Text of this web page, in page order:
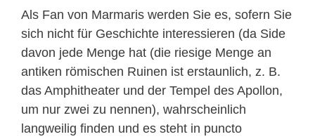
Als Fan von Marmaris werden Sie es, sofern Sie
sich nicht für Geschichte interessieren (da Side
davon jede Menge hat (die riesige Menge an
antiken römischen Ruinen ist erstaunlich, z. B.
das Amphitheater und der Tempel des Apollon,
um nur zwei zu nennen), wahrscheinlich
langweilig finden und es steht in puncto